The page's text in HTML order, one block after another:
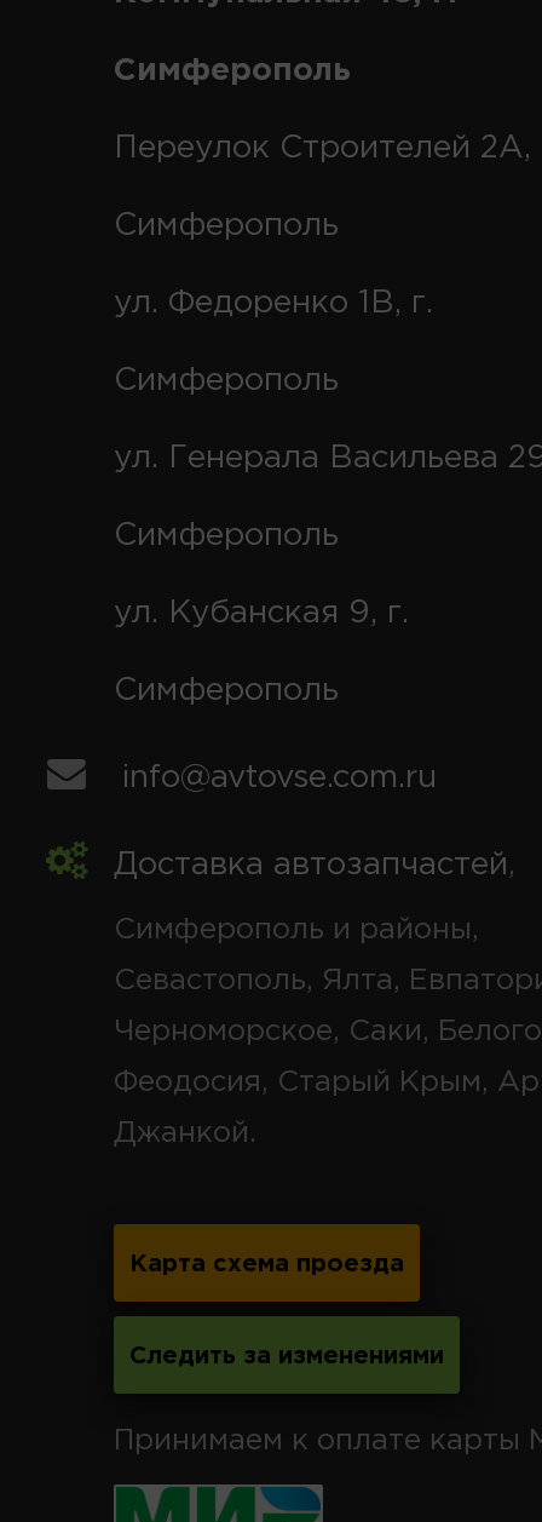
Симферополь
Переулок Строителей 2А,
Симферополь
ул. Федоренко 1В, г.
Симферополь
ул. Генерала Васильева
Симферополь
ул. Кубанская 9, г.
Симферополь
info@avtovse.com.ru
Доставка автозапчастей,
Симферополь и районы,
Севастополь, Ялта,
Черноморское, Саки,
Феодосия, Старый Крым,
Джанкой.
Карта схема проезда
Следить за изменениями
Принимаем к оплате карты